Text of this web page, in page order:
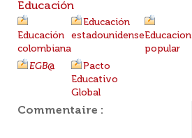
Educación
Educación
colombiana
Educación
estadounidenseEducacion
popular
EGB@
Pacto
Educativo
Global
Commentaire :